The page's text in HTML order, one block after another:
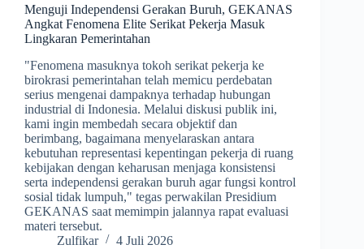
Menguji Independensi Gerakan Buruh, GEKANAS
Angkat Fenomena Elite Serikat Pekerja Masuk
Lingkaran Pemerintahan
​"Fenomena masuknya tokoh serikat pekerja ke
birokrasi pemerintahan telah memicu perdebatan
serius mengenai dampaknya terhadap hubungan
industrial di Indonesia. Melalui diskusi publik ini,
kami ingin membedah secara objektif dan
berimbang, bagaimana menyelaraskan antara
kebutuhan representasi kepentingan pekerja di ruang
kebijakan dengan keharusan menjaga konsistensi
serta independensi gerakan buruh agar fungsi kontrol
sosial tidak lumpuh," tegas perwakilan Presidium
GEKANAS saat memimpin jalannya rapat evaluasi
materi tersebut.
Zulfikar
4 Juli 2026